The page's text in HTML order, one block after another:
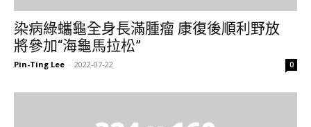
染病綠蠵龜全身長滿腫瘤 康復後順利野放
將參加“海龜馬拉松”
Pin-Ting Lee - 2022-07-22 0